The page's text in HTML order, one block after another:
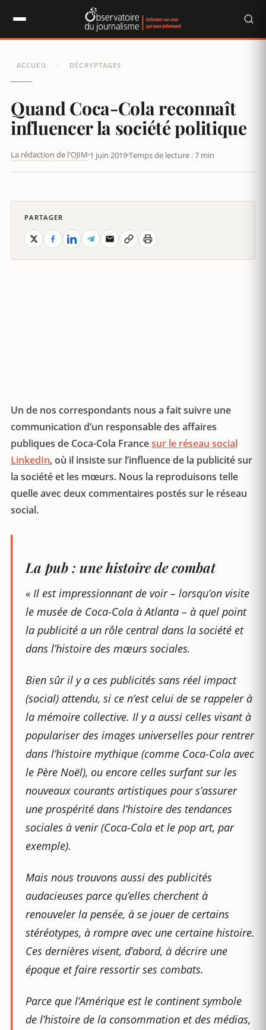
ACCUEIL / DÉCRYPTAGES
Quand Coca-Cola reconnaît
influencer la société politique
La rédaction de l'OJIM 1 juin 2019Temps de lecture : 7 min
Un de nos correspondants nous a fait suivre une
communication d’un responsable des affaires
publiques de Coca-Cola Francesur le réseau social
LinkedIn, où il insiste sur l’influence de la publicité sur
la société et les mœurs. Nous la reproduisons telle
quelle avec deux commentaires postés sur le réseau
social.
La pub : une histoire de combat
« Il est impressionnant de voir – lorsqu’on visite
le musée de Coca-Cola à Atlanta – à quel point
la publicité a un rôle central dans la société et
dans l’histoire des mœurs sociales.
Bien sûr il y a ces publicités sans réel impact
(social) attendu, si ce n’est celui de se rappeler à
la mémoire collective. Il y a aussi celles visant à
populariser des images universelles pour rentrer
dans l’histoire mythique (comme Coca-Cola avec
le Père Noël), ou encore celles surfant sur les
nouveaux courants artistiques pour s’assurer
une prospérité dans l’histoire des tendances
sociales à venir (Coca-Cola et le pop art, par
exemple).
Mais nous trouvons aussi des publicités
audacieuses parce qu’elles cherchent à
renouveler la pensée, à se jouer de certains
stéréotypes, à rompre avec une certaine histoire.
Ces dernières visent, d’abord, à décrire une
époque et faire ressortir ses combats.
Parce que l’Amérique est le continent symbole
de l’histoire de la consommation et des médias,
PARTAGER
Panneau de gestion des cookies